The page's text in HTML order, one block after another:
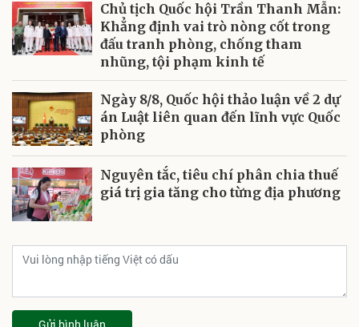
Chủ tịch Quốc hội Trần Thanh Mẫn:
Khẳng định vai trò nòng cốt trong
đấu tranh phòng, chống tham
nhũng, tội phạm kinh tế
Ngày 8/8, Quốc hội thảo luận về 2 dự
án Luật liên quan đến lĩnh vực Quốc
phòng
Nguyên tắc, tiêu chí phân chia thuế
giá trị gia tăng cho từng địa phương